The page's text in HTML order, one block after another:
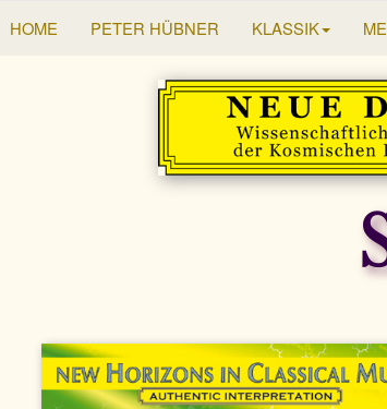
HOME PETER HÜBNER KLASSIK